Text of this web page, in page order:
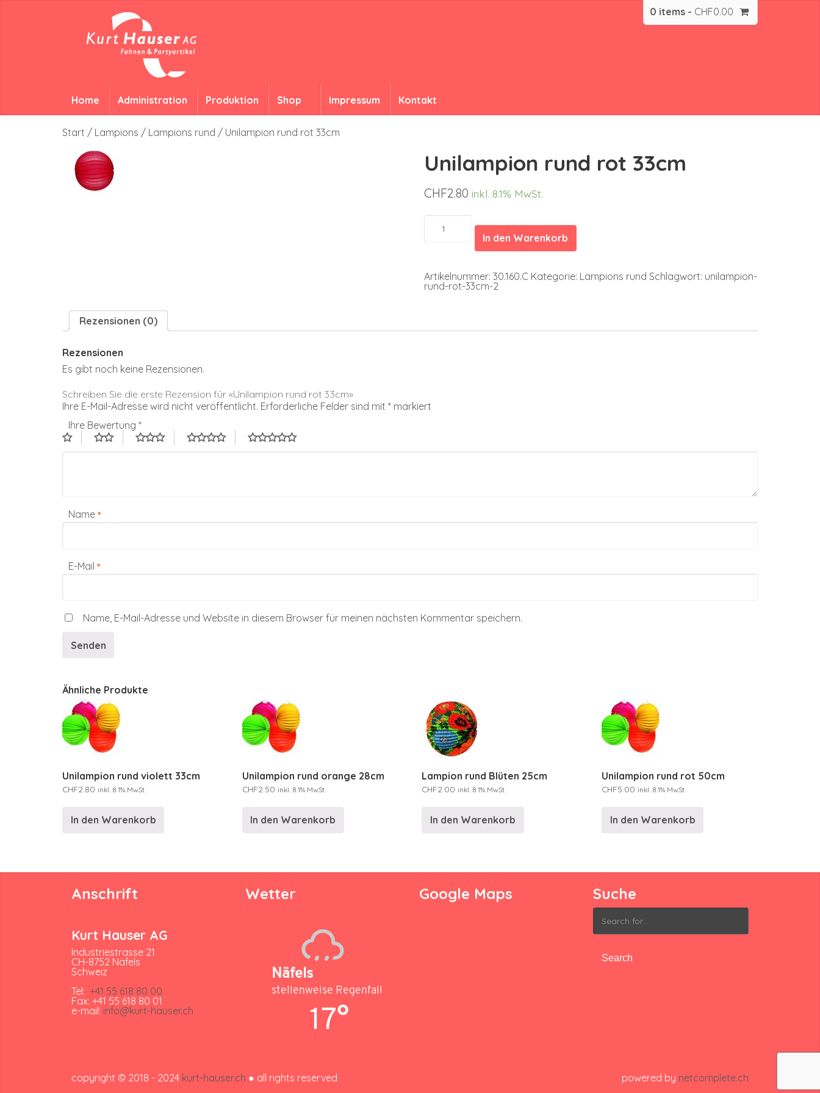
0 items - CHF0.00
Home Administration Produktion Shop Impressum Kontakt
Start / Lampions / Lampions rund / Unilampion rund rot 33cm
Unilampion rund rot 33cm
CHF2.80 inkl. 8.1% MwSt.
Unilampion
rund
rot
In den Warenkorb
Artikelnummer: 30.160.C Kategorie: Lampions rund Schlagwort: unilampion-
rund-rot-33cm-2
Rezensionen (0)
Rezensionen
Es gibt noch keine Rezensionen.
Schreiben Sie die erste Rezension für «Unilampion rund rot 33cm»
Ihre E-Mail-Adresse wird nicht veröffentlicht. Erforderliche Felder sind mit * markiert
Ihre Bewertung *
Name *
E-Mail *
Name, E-Mail-Adresse und Website in diesem Browser für meinen nächsten Kommentar speichern.
Ähnliche Produkte
Unilampion rund violett 33cm
CHF2.80 inkl. 8.1% MwSt.
In den Warenkorb
Unilampion rund orange 28cm
CHF2.50 inkl. 8.1% MwSt.
In den Warenkorb
Lampion rund Blüten 25cm
CHF2.00 inkl. 8.1% MwSt.
In den Warenkorb
Unilampion rund rot 50cm
CHF5.00 inkl. 8.1% MwSt.
In den Warenkorb
Anschrift
Kurt Hauser AG
Industriestrasse 21
CH-8752 Näfels
Schweiz
Tel: +41 55 618 80 00
Fax: +41 55 618 80 01
e-mail: info@kurt-hauser.ch
Wetter
Näfels
stellenweise Regenfall
17°
Google Maps Suche
Search
for:
copyright © 2018 - 2024 kurt-hauser.ch ● all rights reserved powered by netcomplete.ch